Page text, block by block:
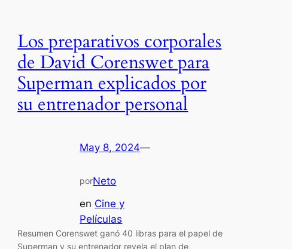
Los preparativos corporales
de David Corenswet para
Superman explicados por
su entrenador personal
May 8, 2024—
porNeto
en Cine y
Películas
Resumen Corenswet ganó 40 libras para el papel de
Superman y su entrenador revela el plan de